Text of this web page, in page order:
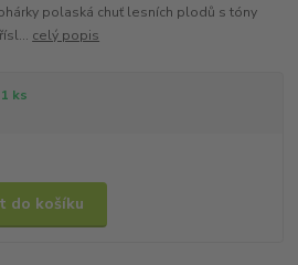
polaská chuť lesních plodů s tóny
celý popis
ks
do košíku